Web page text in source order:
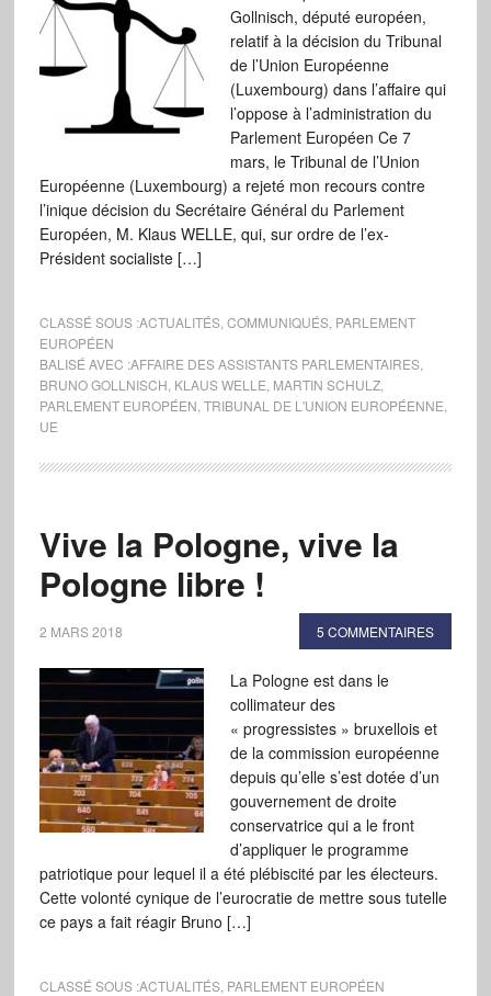
Gollnisch, député européen,
relatif à la décision du Tribunal
de l’Union Européenne
(Luxembourg) dans l’affaire qui
l’oppose à l’administration du
Parlement Européen Ce 7
mars, le Tribunal de l’Union
Européenne (Luxembourg) a rejeté mon recours contre
l’inique décision du Secrétaire Général du Parlement
Européen, M. Klaus WELLE, qui, sur ordre de l’ex-
Président socialiste […]
CLASSÉ SOUS :ACTUALITÉS, COMMUNIQUÉS, PARLEMENT
EUROPÉEN
BALISÉ AVEC :AFFAIRE DES ASSISTANTS PARLEMENTAIRES,
BRUNO GOLLNISCH KLAUS WELLE MARTIN SCHULZ,
PARLEMENT EUROPÉEN TRIBUNAL DE L'UNION EUROPÉENNE
UE
Vive la Pologne, vive la
Pologne libre !
2 MARS 2018 5 COMMENTAIRES
La Pologne est dans le
collimateur des
« progressistes » bruxellois et
de la commission européenne
depuis qu’elle s’est dotée d’un
gouvernement de droite
conservatrice qui a le front
d’appliquer le programme
patriotique pour lequel il a été plébiscité par les électeurs.
Cette volonté cynique de l’eurocratie de mettre sous tutelle
ce pays a fait réagir Bruno […]
CLASSÉ SOUS :ACTUALITÉS, PARLEMENT EUROPÉEN